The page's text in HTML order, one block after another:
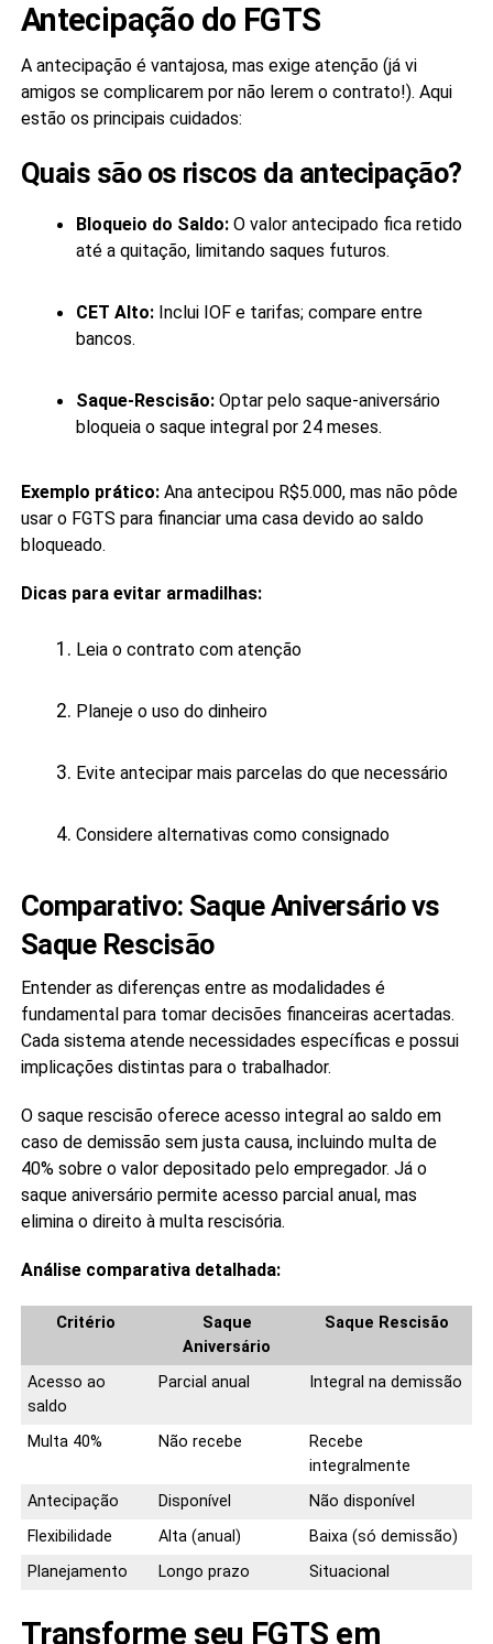
Antecipação do FGTS
A antecipação é vantajosa, mas exige atenção (já vi
amigos se complicarem por não lerem o contrato!). Aqui
estão os principais cuidados:
Quais são os riscos da antecipação?
Bloqueio do Saldo:O valor antecipado fica retido
até a quitação, limitando saques futuros.
CET Alto:Inclui IOF e tarifas; compare entre
bancos.
Saque-Rescisão:Optar pelo saque-aniversário
bloqueia o saque integral por 24 meses.
Exemplo prático:Ana antecipou R$5.000, mas não pôde
usar o FGTS para financiar uma casa devido ao saldo
bloqueado.
Dicas para evitar armadilhas:
Leia o contrato com atenção
Planeje o uso do dinheiro
Evite antecipar mais parcelas do que necessário
Considere alternativas como consignado
Comparativo: Saque Aniversário vs
Saque Rescisão
Entender as diferenças entre as modalidades é
fundamental para tomar decisões financeiras acertadas.
Cada sistema atende necessidades específicas e possui
implicações distintas para o trabalhador.
O saque rescisão oferece acesso integral ao saldo em
caso de demissão sem justa causa, incluindo multa de
40% sobre o valor depositado pelo empregador. Já o
saque aniversário permite acesso parcial anual, mas
elimina o direito à multa rescisória.
Análise comparativa detalhada:
Critério
Saque
Aniversário
Saque Rescisão
Acesso ao
saldo
Parcial anual Integral na demissão
Multa 40% Não recebe
Recebe
integralmente
Antecipação
Disponível
Não disponível
Flexibilidade
Alta (anual)
Baixa (só demissão)
Planejamento
Longo prazo Situacional
Transforme seu FGTS em